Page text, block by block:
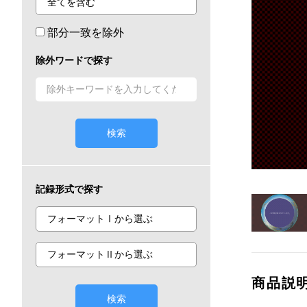
部分一致を除外
除外ワードで探す
検索
記録形式で探す
検索
商品説